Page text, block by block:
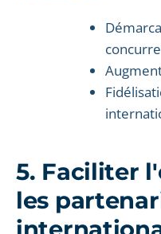
5. Faciliter
les